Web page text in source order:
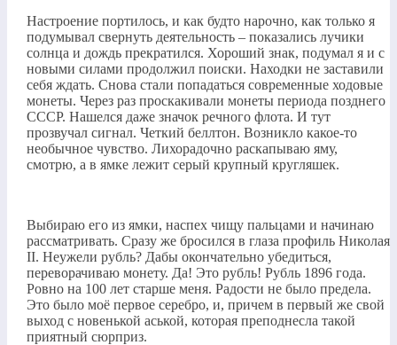
Настроение портилось, и как будто нарочно, как только я
подумывал свернуть деятельность – показались лучики
солнца и дождь прекратился. Хороший знак, подумал я и с
новыми силами продолжил поиски. Находки не заставили
себя ждать. Снова стали попадаться современные ходовые
монеты. Через раз проскакивали монеты периода позднего
СССР. Нашелся даже значок речного флота. И тут
прозвучал сигнал. Четкий беллтон. Возникло какое-то
необычное чувство. Лихорадочно раскапываю яму,
смотрю, а в ямке лежит серый крупный кругляшек.
Выбираю его из ямки, наспех чищу пальцами и начинаю
рассматривать. Сразу же бросился в глаза профиль Николая
II. Неужели рубль? Дабы окончательно убедиться,
переворачиваю монету. Да! Это рубль! Рубль 1896 года.
Ровно на 100 лет старше меня. Радости не было предела.
Это было моё первое серебро, и, причем в первый же свой
выход с новенькой аськой, которая преподнесла такой
приятный сюрприз.